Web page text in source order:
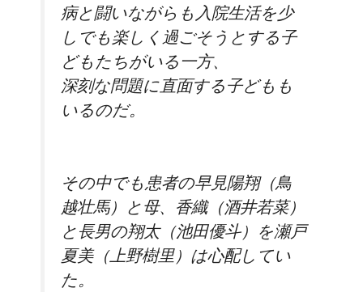
病と闘いながらも入院生活を少
しでも楽しく過ごそうとする子
どもたちがいる一方、
深刻な問題に直面する子どもも
いるのだ。
その中でも患者の早見陽翔（鳥
越壮馬）と母、香織（酒井若菜）
と長男の翔太（池田優斗）を瀬戸
夏美（上野樹里）は心配してい
た。